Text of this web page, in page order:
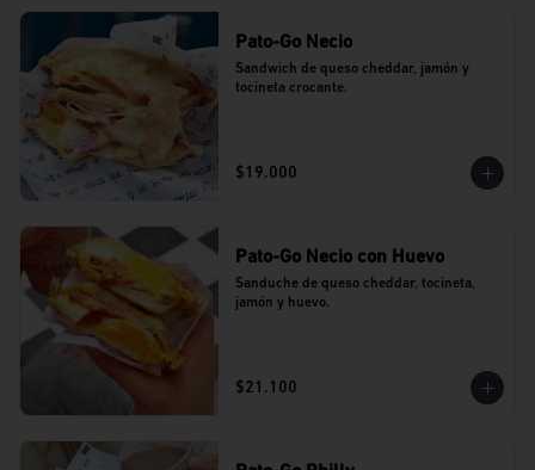
Pato-Go Necio
Sandwich de queso cheddar, jamón y
tocineta crocante.
$19.000
Pato-Go Necio con Huevo
Sanduche de queso cheddar, tocineta,
jamón y huevo.
$21.100